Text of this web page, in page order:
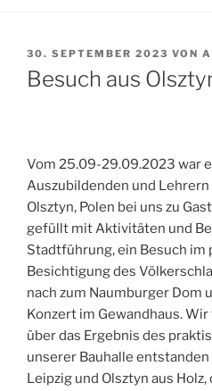
VERÖFFENTLICHT
AM
30. SEPTEMBER 2023 VON
Besuch aus
Vom 25.09-29.09.2023 war
Auszubildenden und
Olsztyn, Polen bei uns zu
gefüllt mit Aktivitäten und
Stadtführung, ein Besuch
Besichtigung des
nach zum Naumburger Dom
Konzert im Gewandhaus.
über das Ergebnis des
unserer Bauhalle
Leipzig und Olsztyn aus